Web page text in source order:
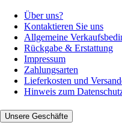
Über uns?
Kontaktieren Sie uns
Allgemeine
Rückgabe & Erstattung
Impressum
Zahlungsarten
Lieferkosten und
Hinweis zum
Unsere Geschäfte